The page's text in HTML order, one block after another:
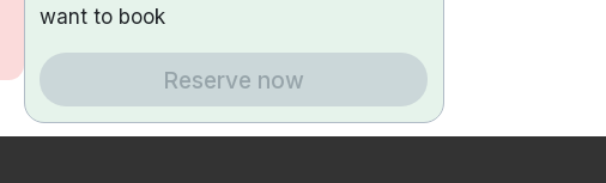
want to book
Reserve now